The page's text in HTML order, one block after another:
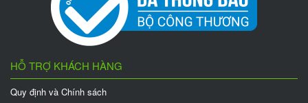
HỖ TRỢ KHÁCH HÀNG
Quy định và Chính sách